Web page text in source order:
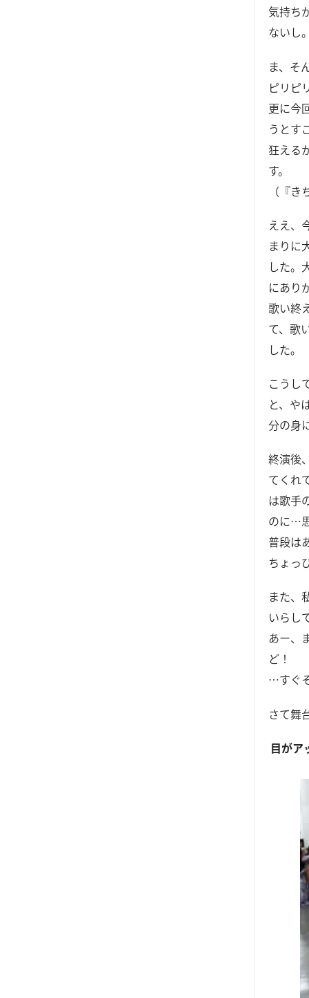
気持ち
ないし
ま、そ
ピリピ
更に今
うとす
狂える
す。
（『
ええ、
まりに
した。
にあり
歌い終
て、歌
した。
こうし
と、や
分の身
終演後
てくれ
は歌手
のに…
普段は
ちょっ
また、
いらし
あー、
ど！
…すぐ
さて舞
目が